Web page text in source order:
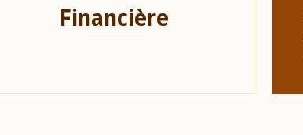
Financière